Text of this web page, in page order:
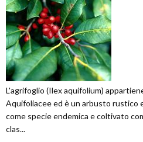
L'agrifoglio (Ilex aquifolium)
Aquifoliacee ed è un arbusto rustico
come specie endemica e coltivato
clas...